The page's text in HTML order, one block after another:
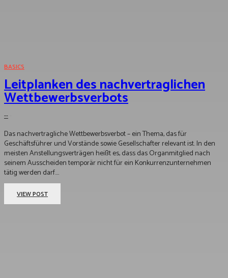
BASICS
Leitplanken des nachvertraglichen
Wettbewerbsverbots
--
Das nachvertragliche Wettbewerbsverbot – ein Thema, das für
Geschäftsführer und Vorstände sowie Gesellschafter relevant ist. In den
meisten Anstellungsverträgen heißt es, dass das Organmitglied nach
seinem Ausscheiden temporär nicht für ein Konkurrenzunternehmen
tätig werden darf....
VIEW POST